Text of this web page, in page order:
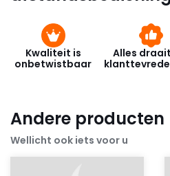
Kwaliteit is
onbetwistbaar
Alles
Andere producten
Wellicht ook iets voor u